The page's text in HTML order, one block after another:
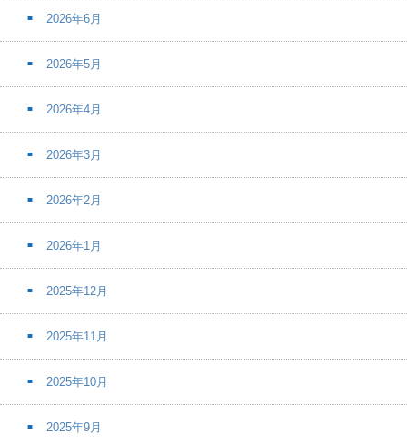
2026年6月
2026年5月
2026年4月
2026年3月
2026年2月
2026年1月
2025年12月
2025年11月
2025年10月
2025年9月